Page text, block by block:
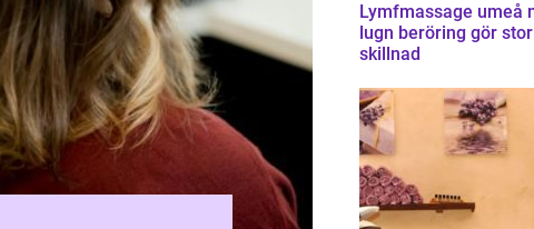
Lymfmassage umeå när
lugn beröring gör stor
skillnad